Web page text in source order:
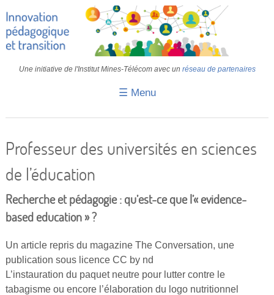
Une initiative de l'Institut Mines-Télécom avec un réseau de partenaires
☰ Menu
Colloques
Vidéos
Professeur des universités en sciences
de l’éducation
Recherche et pédagogie : qu’est-ce que l’« evidence-
based education » ?
Un article repris du magazine The Conversation, une
publication sous licence CC by nd
L’instauration du paquet neutre pour lutter contre le
tabagisme ou encore l’élaboration du logo nutritionnel